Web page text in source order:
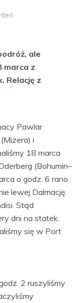
ale
marca z
Relację z
Pawlar
i
18 marca
(Bohumin–
o godz. 6 rano.
lewej Dalmację.
Stąd
dni na statek.
się w Port
2 ruszyliśmy